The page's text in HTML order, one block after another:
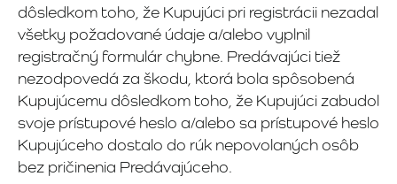
dôsledkom toho, že Kupujúci pri registrácii nezadal
všetky požadované údaje a/alebo vyplnil
registračný formulár chybne. Predávajúci tiež
nezodpovedá za škodu, ktorá bola spôsobená
Kupujúcemu dôsledkom toho, že Kupujúci zabudol
svoje prístupové heslo a/alebo sa prístupové heslo
Kupujúceho dostalo do rúk nepovolaných osôb
bez pričinenia Predávajúceho.